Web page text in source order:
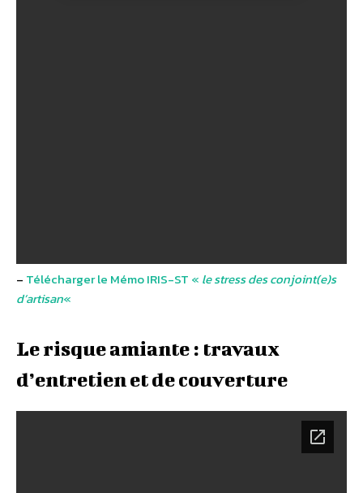
– Télécharger le Mémo IRIS-ST « le stress des conjoint(e)s
d’artisan«
Le risque amiante : travaux
d’entretien et de couverture